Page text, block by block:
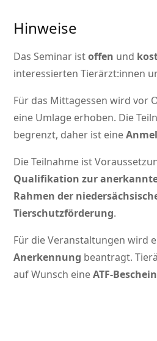
Hinweise
Das Seminar istoffen und
interessierten Tierärzt:innen
Für das Mittagessen wird vor
eine Umlage erhoben. Die
begrenzt, daher ist eine
Die Teilnahme ist
Qualifikation zur
Rahmen der
Tierschutzförderung.
Für die Veranstaltungen wird
Anerkennung beantragt.
auf Wunsch eineATF-